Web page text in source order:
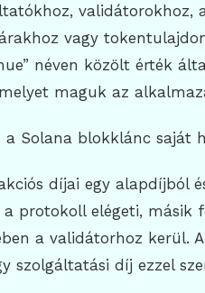
validátorokhoz,
vagy
néven közölt érték
maguk az
a Solana blokklánc saját
díjai egy alapdíjból
protokoll elégeti, másik
a validátorhoz kerül.
szolgáltatási díj ezzel